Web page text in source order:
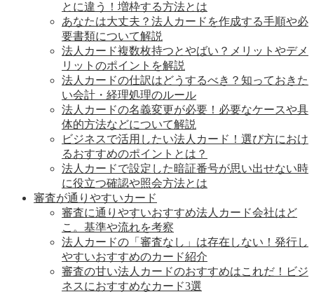
とに違う！増枠する方法とは
あなたは大丈夫？法人カードを作成する手順や必
要書類について解説
法人カード複数枚持つとやばい？メリットやデメ
リットのポイントを解説
法人カードの仕訳はどうするべき？知っておきた
い会計・経理処理のルール
法人カードの名義変更が必要！必要なケースや具
体的方法などについて解説
ビジネスで活用したい法人カード！選び方におけ
るおすすめのポイントとは？
法人カードで設定した暗証番号が思い出せない時
に役立つ確認や照会方法とは
審査が通りやすいカード
審査に通りやすいおすすめ法人カード会社はど
こ。基準や流れを考察
法人カードの「審査なし」は存在しない！発行し
やすいおすすめのカード紹介
審査の甘い法人カードのおすすめはこれだ！ビジ
ネスにおすすめなカード3選